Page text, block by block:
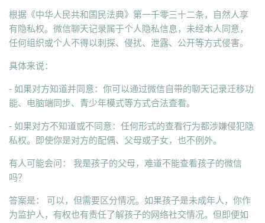
根据《中华人民共和国民法典》第一千零三十二条，自然人享
有隐私权。微信聊天记录属于个人隐私信息，未经本人同意，
任何组织或个人不得以刺探、侵扰、泄露、公开等方式侵害。
具体来说：
- 如果对方知道并同意：你可以通过微信自带的聊天记录迁移功
能、电脑端同步、青少年模式等方式合法查看。
- 如果对方不知道或不同意：任何形式的查看行为都涉嫌侵犯隐
私权。即使你是对方的配偶、父母或子女，也不例外。
有人可能会问： 我是孩子的父母，难道不能查看孩子的微信
吗？
答案是： 可以，但需要区分情况。如果孩子是未成年人，你作
为监护人，有权也有责任了解孩子的网络社交情况。但即便如